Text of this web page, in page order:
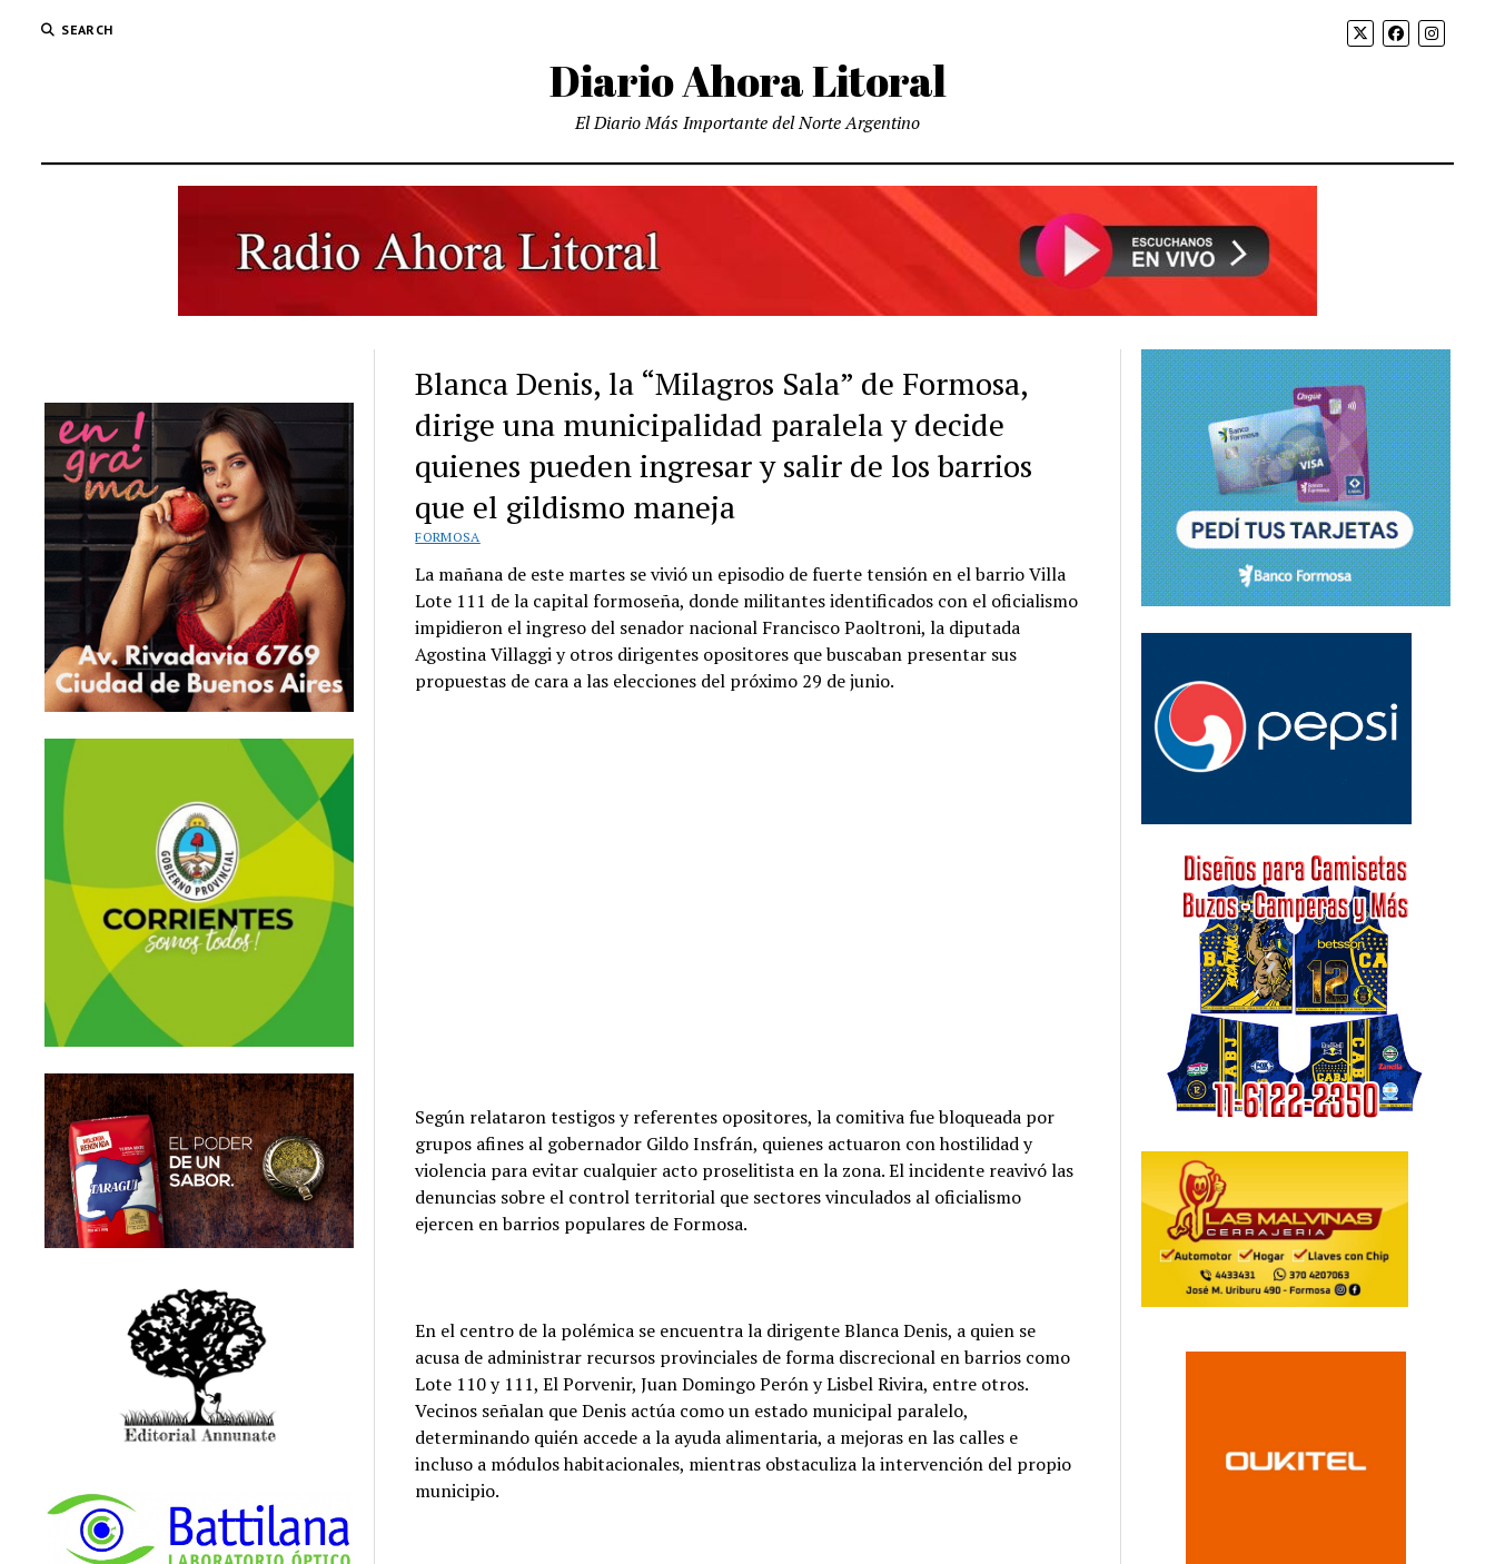
SEARCH
Diario Ahora Litoral
El Diario Más Importante del Norte Argentino
Blanca Denis, la “Milagros Sala” de Formosa,
dirige una municipalidad paralela y decide
quienes pueden ingresar y salir de los barrios
que el gildismo maneja
FORMOSA
La mañana de este martes se vivió un episodio de fuerte tensión en el barrio Villa
Lote 111 de la capital formoseña, donde militantes identificados con el oficialismo
impidieron el ingreso del senador nacional Francisco Paoltroni, la diputada
Agostina Villaggi y otros dirigentes opositores que buscaban presentar sus
propuestas de cara a las elecciones del próximo 29 de junio.
Según relataron testigos y referentes opositores, la comitiva fue bloqueada por
grupos afines al gobernador Gildo Insfrán, quienes actuaron con hostilidad y
violencia para evitar cualquier acto proselitista en la zona. El incidente reavivó las
denuncias sobre el control territorial que sectores vinculados al oficialismo
ejercen en barrios populares de Formosa.
En el centro de la polémica se encuentra la dirigente Blanca Denis, a quien se
acusa de administrar recursos provinciales de forma discrecional en barrios como
Lote 110 y 111, El Porvenir, Juan Domingo Perón y Lisbel Rivira, entre otros.
Vecinos señalan que Denis actúa como un estado municipal paralelo,
determinando quién accede a la ayuda alimentaria, a mejoras en las calles e
incluso a módulos habitacionales, mientras obstaculiza la intervención del propio
municipio.